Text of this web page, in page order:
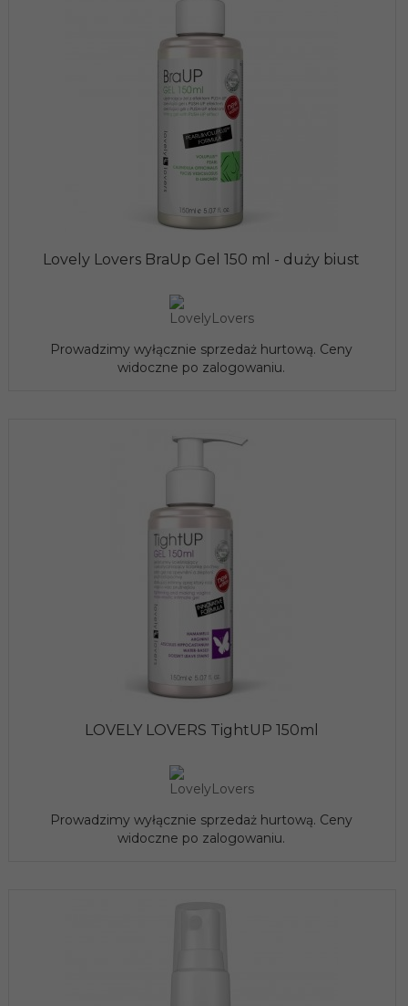
Lovely Lovers BraUp Gel 150 ml - duży biust
Prowadzimy wyłącznie sprzedaż hurtową. Ceny
widoczne po zalogowaniu.
LOVELY LOVERS TightUP 150ml
Prowadzimy wyłącznie sprzedaż hurtową. Ceny
widoczne po zalogowaniu.